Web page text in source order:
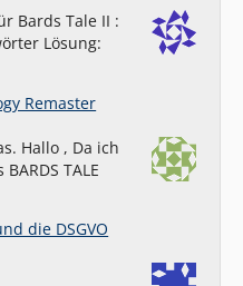
Bards Tale II :
Lösung:
Remaster
Hallo , Da ich
TALE
die DSGVO